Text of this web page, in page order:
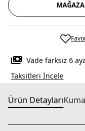
Vade farksız 6
Taksitleri İncele
Ürün Detayları